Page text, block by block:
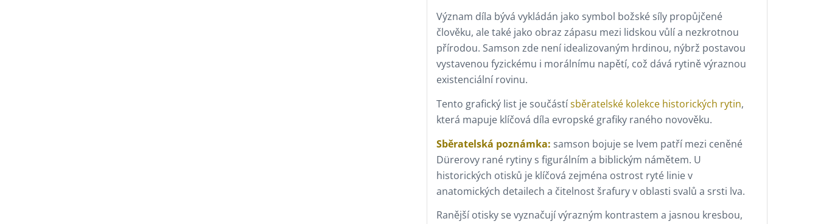
Význam díla bývá vykládán jako symbol božské síly propůjčené
člověku, ale také jako obraz zápasu mezi lidskou vůlí a nezkrotnou
přírodou. Samson zde není idealizovaným hrdinou, nýbrž postavou
vystavenou fyzickému i morálnímu napětí, což dává rytině výraznou
existenciální rovinu.
Tento grafický list je součástísběratelské kolekce historických rytin,
která mapuje klíčová díla evropské grafiky raného novověku.
Sběratelská poznámka: samson bojuje se lvem patří mezi ceněné
Dürerovy rané rytiny s figurálním a biblickým námětem. U
historických otisků je klíčová zejména ostrost ryté linie v
anatomických detailech a čitelnost šrafury v oblasti svalů a srsti lva.
Ranější otisky se vyznačují výrazným kontrastem a jasnou kresbou,